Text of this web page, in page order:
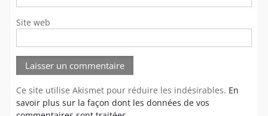
Site web
Ce site utilise Akismet pour réduire les indésirables. En
savoir plus sur la façon dont les données de vos